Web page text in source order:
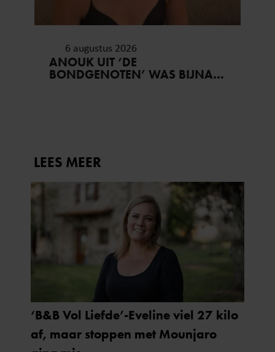
6 augustus 2026
ANOUK UIT ‘DE
BONDGENOTEN’ WAS BIJNA